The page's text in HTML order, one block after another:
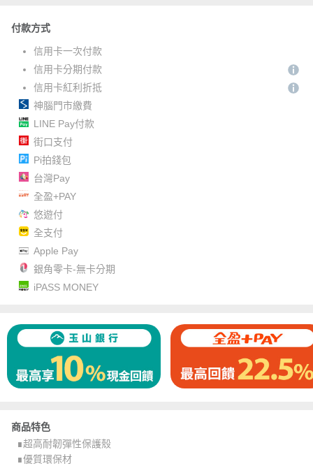
付款方式
信用卡一次付款
信用卡分期付款
信用卡紅利折抵
神腦門市繳費
LINE Pay付款
街口支付
Pi拍錢包
台灣Pay
全盈+PAY
悠遊付
全支付
Apple Pay
銀角零卡-無卡分期
iPASS MONEY
商品特色
∎超高耐韌彈性保護殼
∎優質環保材